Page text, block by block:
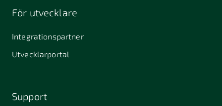
För utvecklare
Integrationspartner
Utvecklarportal
Support